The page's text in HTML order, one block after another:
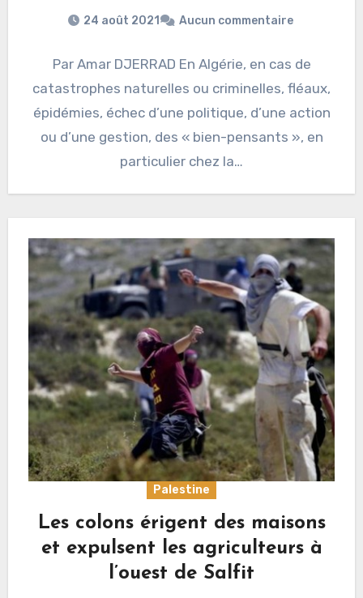
24 août 2021 Aucun commentaire
Par Amar DJERRAD En Algérie, en cas de
catastrophes naturelles ou criminelles, fléaux,
épidémies, échec d’une politique, d’une action
ou d’une gestion, des « bien-pensants », en
particulier chez la…
Palestine
Les colons érigent des maisons
et expulsent les agriculteurs à
l’ouest de Salfit